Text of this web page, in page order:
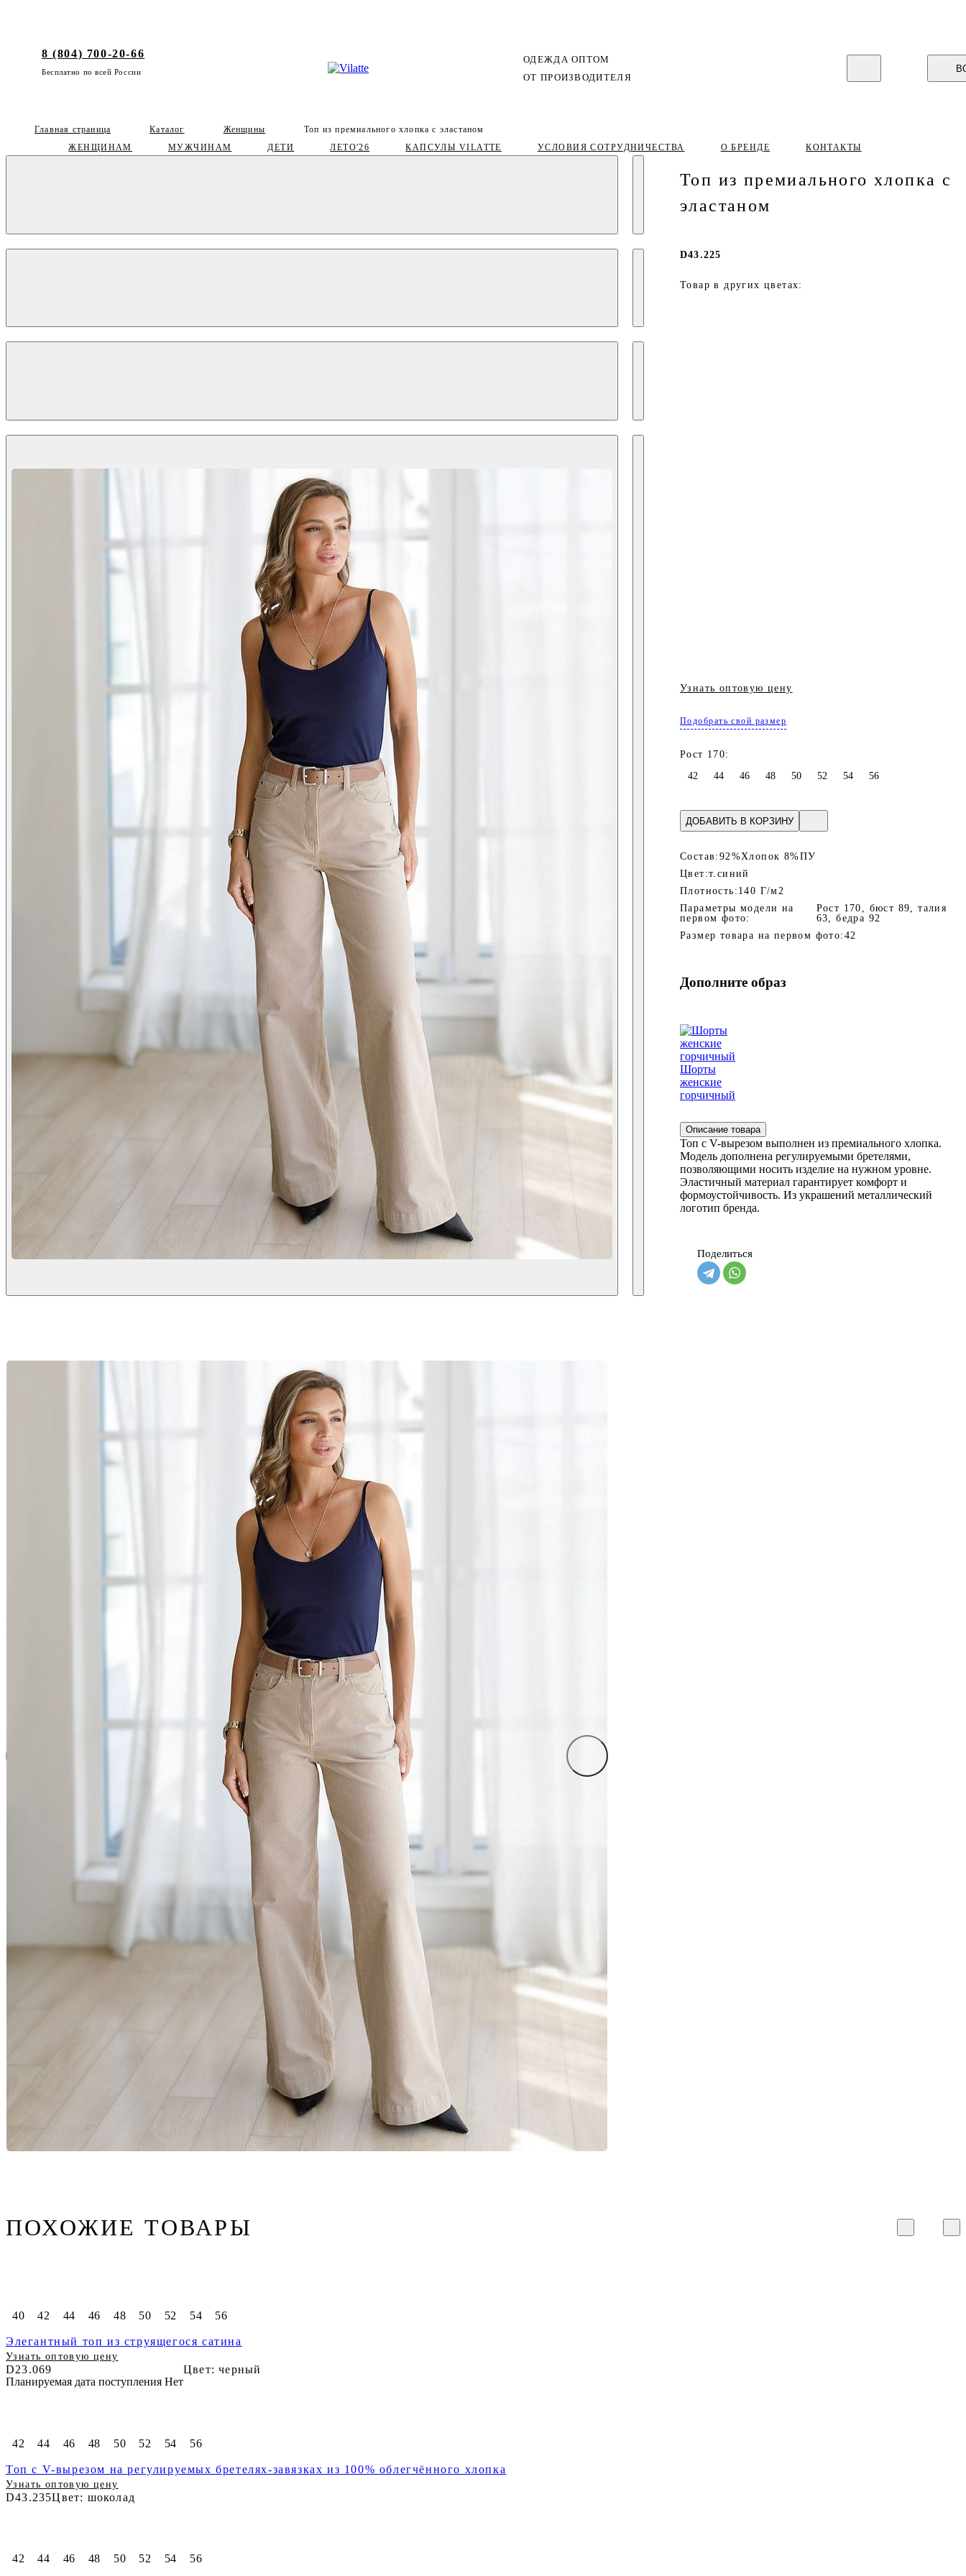
8 (804) 700-20-66
Бесплатно по всей России
ОДЕЖДА ОПТОМ
ОТ ПРОИЗВОДИТЕЛЯ
ЖЕНЩИНАМ МУЖЧИНАМ ДЕТИ ЛЕТО'26 КАПСУЛЫ VILATTE УСЛОВИЯ СОТРУДНИЧЕСТВА О БРЕНДЕ КОНТАКТЫ
Главная страница Каталог Женщины Топ из премиального хлопка с эластаном
Топ из премиального хлопка с
эластаном
D43.225
Товар в других цветах:
Узнать оптовую цену
Подобрать свой размер
Рост 170:
42
44 46 48 50 52 54 56
ДОБАВИТЬ В КОРЗИНУ
Состав: 92%Хлопок 8%ПУ
Цвет:т.синий
Плотность: 140 Г/м2
Параметры модели на
первом фото:
Рост 170, бюст 89, талия
63, бедра 92
Размер товара на первом фото: 42
Дополните образ
Шорты
женские
горчичный
Описание товара
Топ с V-вырезом выполнен из премиального хлопка.
Модель дополнена регулируемыми бретелями,
позволяющими носить изделие на нужном уровне.
Эластичный материал гарантирует комфорт и
формоустойчивость. Из украшений металлический
логотип бренда.
Поделиться
ПОХОЖИЕ ТОВАРЫ
40 42 44 46 48 50 52 54 56
Элегантный топ из струящегося сатина
Планируемая дата поступления Нет
Узнать оптовую цену
D23.069 Цвет: черный
42 44 46 48 50 52 54 56
Топ с V-вырезом на регулируемых бретелях-завязках из 100% облегчённого хлопка
Узнать оптовую цену
D43.235Цвет: шоколад
42 44 46 48 50 52 54 56